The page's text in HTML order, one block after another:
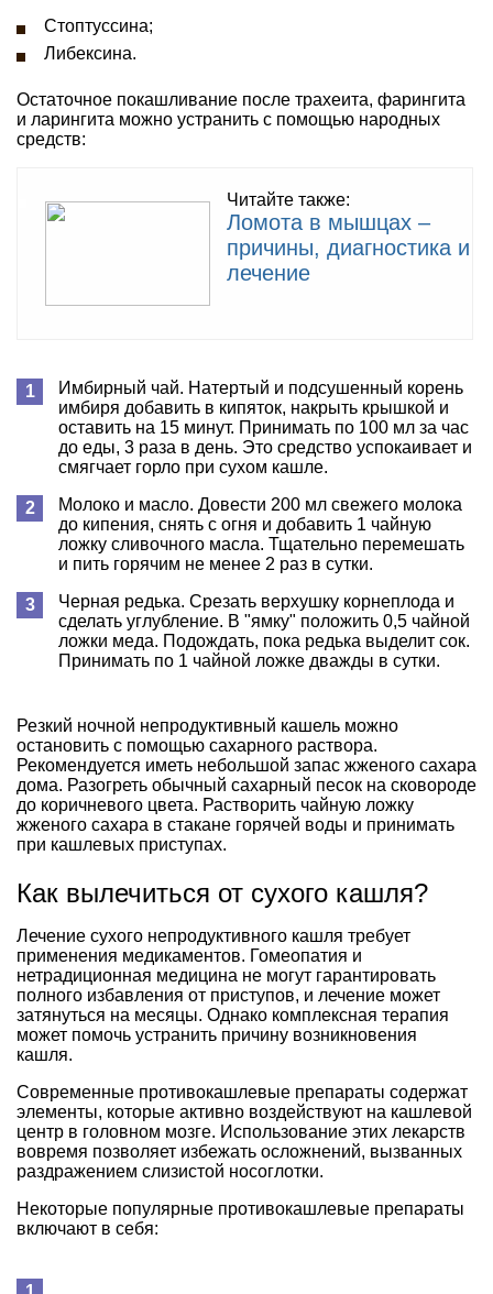
Стоптуссина;
Либексина.
Остаточное покашливание после трахеита, фарингита
и ларингита можно устранить с помощью народных
средств:
Читайте также:
Ломота в мышцах –
причины, диагностика и
лечение
Имбирный чай. Натертый и подсушенный корень
имбиря добавить в кипяток, накрыть крышкой и
оставить на 15 минут. Принимать по 100 мл за час
до еды, 3 раза в день. Это средство успокаивает и
смягчает горло при сухом кашле.
Молоко и масло. Довести 200 мл свежего молока
до кипения, снять с огня и добавить 1 чайную
ложку сливочного масла. Тщательно перемешать
и пить горячим не менее 2 раз в сутки.
Черная редька. Срезать верхушку корнеплода и
сделать углубление. В "ямку" положить 0,5 чайной
ложки меда. Подождать, пока редька выделит сок.
Принимать по 1 чайной ложке дважды в сутки.
Резкий ночной непродуктивный кашель можно
остановить с помощью сахарного раствора.
Рекомендуется иметь небольшой запас жженого сахара
дома. Разогреть обычный сахарный песок на сковороде
до коричневого цвета. Растворить чайную ложку
жженого сахара в стакане горячей воды и принимать
при кашлевых приступах.
Как вылечиться от сухого кашля?
Лечение сухого непродуктивного кашля требует
применения медикаментов. Гомеопатия и
нетрадиционная медицина не могут гарантировать
полного избавления от приступов, и лечение может
затянуться на месяцы. Однако комплексная терапия
может помочь устранить причину возникновения
кашля.
Современные противокашлевые препараты содержат
элементы, которые активно воздействуют на кашлевой
центр в головном мозге. Использование этих лекарств
вовремя позволяет избежать осложнений, вызванных
раздражением слизистой носоглотки.
Некоторые популярные противокашлевые препараты
включают в себя: